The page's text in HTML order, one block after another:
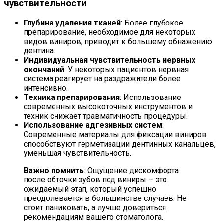
чувствительности
Глубина удаления тканей: Более глубокое
препарирование, необходимое для некоторых
видов виниров, приводит к большему обнажению
дентина.
Индивидуальная чувствительность нервных
окончаний: У некоторых пациентов нервная
система реагирует на раздражители более
интенсивно.
Техника препарирования: Использование
современных высокоточных инструментов и
техник снижает травматичность процедуры.
Использование адгезивных систем:
Современные материалы для фиксации виниров
способствуют герметизации дентинных канальцев,
уменьшая чувствительность.
Важно помнить: Ощущение дискомфорта
после обточки зубов под виниры – это
ожидаемый этап, который успешно
преодолевается в большинстве случаев. Не
стоит паниковать, а лучше довериться
рекомендациям вашего стоматолога.